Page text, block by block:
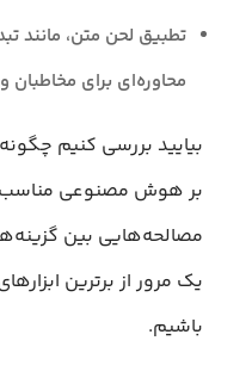
تطبیق لحن متن، مانند
محاوره‌ای برای مخاطبان
بیایید بررسی کنیم
بر هوش مصنوعی مناسب
مصالحه‌هایی بین
یک مرور از برترین
باشیم.